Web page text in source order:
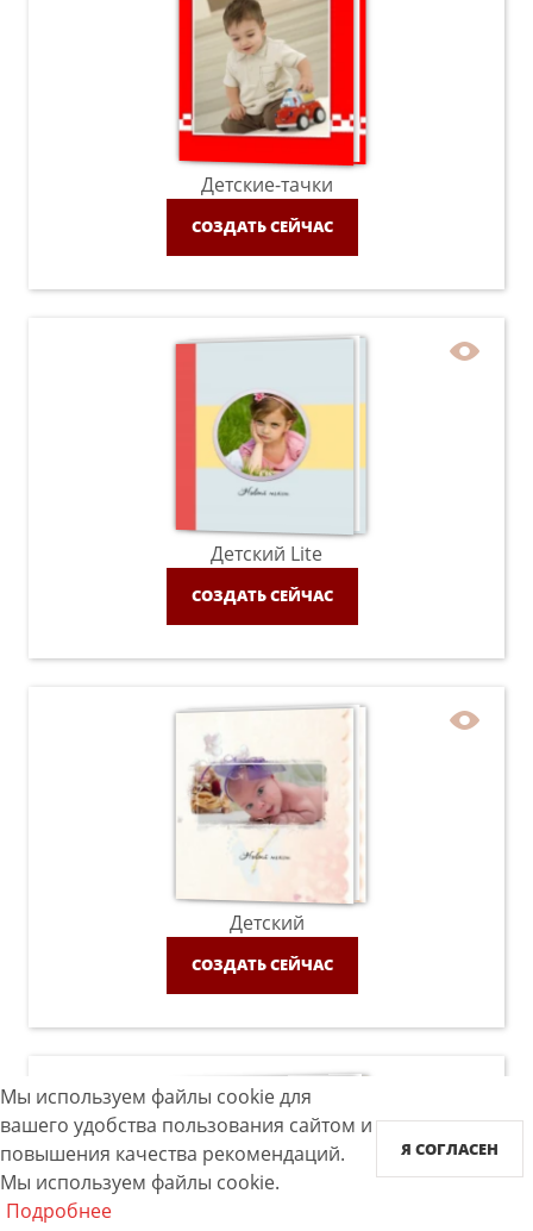
Детские-тачки
СОЗДАТЬ СЕЙЧАС
Детский Lite
СОЗДАТЬ СЕЙЧАС
Детский
СОЗДАТЬ СЕЙЧАС
Мы используем файлы cookie для
вашего удобства пользования сайтом и
повышения качества рекомендаций.
Мы используем файлы cookie.
Подробнее
Я СОГЛАСЕН